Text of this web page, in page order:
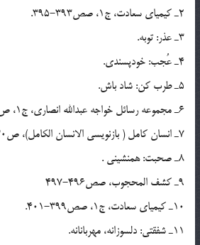
2ـ کيمياي سعادت، ج1، صص393-395.
3ـ عذر: توبه.
4ـ عُجب: خودپسندي.
5ـ طرب کن: شاد باش.
6ـ مجموعه رسائل خواجه عبدالله انصاري، ج1، ص20.
7ـ انسان کامل ( بازنويسي الانسان الکامل)، ص30.
8ـ صحبت: همنشيني .
9ـ کشف المحجوب، صص496-497
10ـ کيمياي سعادت، ج1، صص399-401.
11ـ شفقتي: دلسوزانه، مهربانانه.